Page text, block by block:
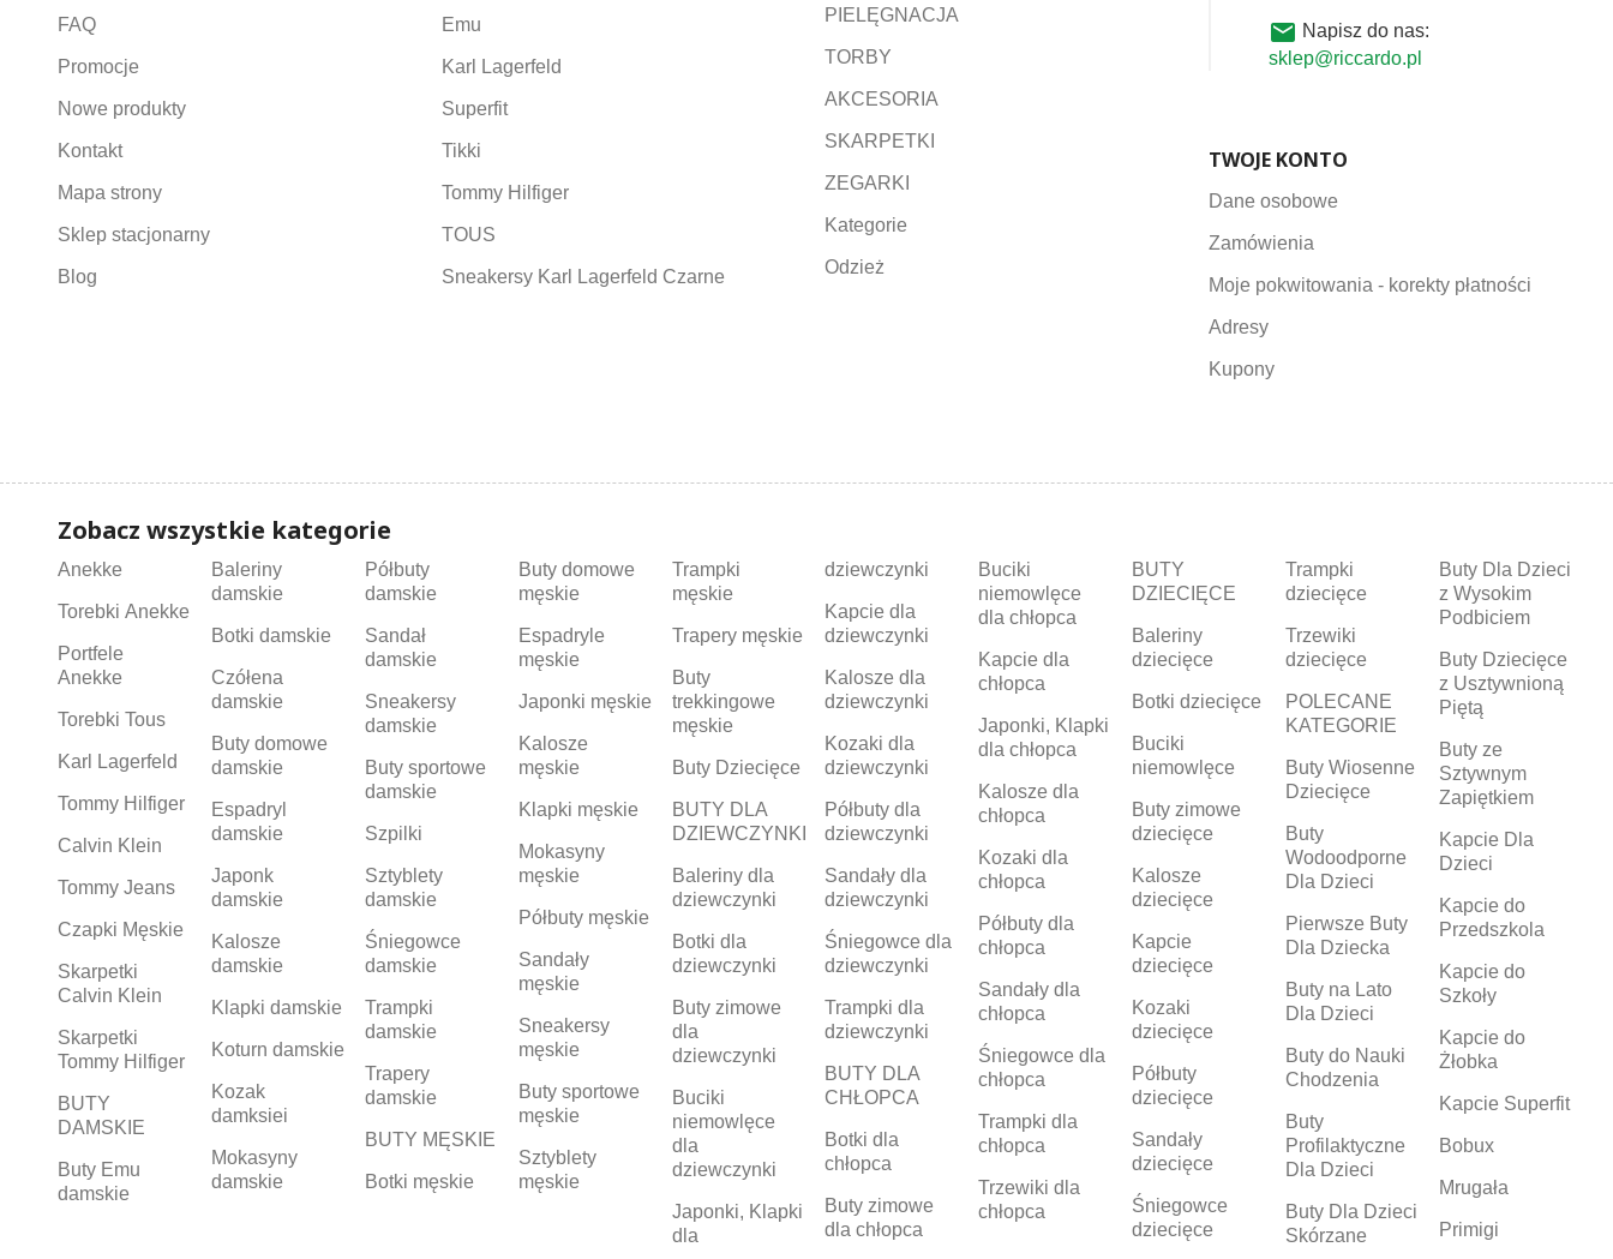
FAQ
Promocje
Nowe produkty
Kontakt
Mapa strony
Sklep stacjonarny
Blog
Emu
Karl Lagerfeld
Superfit
Tikki
Tommy Hilfiger
TOUS
Sneakersy Karl Lagerfeld Czarne
PIELĘGNACJA
TORBY
AKCESORIA
SKARPETKI
ZEGARKI
Kategorie
Odzież
email Napisz do nas:
sklep@riccardo.pl
TWOJE KONTO
Dane osobowe
Zamówienia
Moje pokwitowania - korekty płatności
Adresy
Kupony
Zobacz wszystkie kategorie
Anekke
Torebki Anekke
Portfele
Anekke
Torebki Tous
Karl Lagerfeld
Tommy Hilfiger
Calvin Klein
Tommy Jeans
Czapki Męskie
Skarpetki
Calvin Klein
Skarpetki
Tommy Hilfiger
BUTY
DAMSKIE
Buty Emu
damskie
Baleriny
damskie
Botki damskie
Czółena
damskie
Buty domowe
damskie
Espadryl
damskie
Japonk
damskie
Kalosze
damskie
Klapki damskie
Koturn damskie
Kozak
damksiei
Mokasyny
damskie
Półbuty
damskie
Sandał
damskie
Sneakersy
damskie
Buty sportowe
damskie
Szpilki
Sztyblety
damskie
Śniegowce
damskie
Trampki
damskie
Trapery
damskie
BUTY MĘSKIE
Botki męskie
Buty domowe
męskie
Espadryle
męskie
Japonki męskie
Kalosze
męskie
Klapki męskie
Mokasyny
męskie
Półbuty męskie
Sandały
męskie
Sneakersy
męskie
Buty sportowe
męskie
Sztyblety
męskie
Trampki
męskie
Trapery męskie
Buty
trekkingowe
męskie
Buty Dziecięce
BUTY DLA
DZIEWCZYNKI
Baleriny dla
dziewczynki
Botki dla
dziewczynki
Buty zimowe
dla
dziewczynki
Buciki
niemowlęce
dla
dziewczynki
Japonki, Klapki
dla
dziewczynki
Kapcie dla
dziewczynki
Kalosze dla
dziewczynki
Kozaki dla
dziewczynki
Półbuty dla
dziewczynki
Sandały dla
dziewczynki
Śniegowce dla
dziewczynki
Trampki dla
dziewczynki
BUTY DLA
CHŁOPCA
Botki dla
chłopca
Buty zimowe
dla chłopca
Buciki
niemowlęce
dla chłopca
Kapcie dla
chłopca
Japonki, Klapki
dla chłopca
Kalosze dla
chłopca
Kozaki dla
chłopca
Półbuty dla
chłopca
Sandały dla
chłopca
Śniegowce dla
chłopca
Trampki dla
chłopca
Trzewiki dla
chłopca
BUTY
DZIECIĘCE
Baleriny
dziecięce
Botki dziecięce
Buciki
niemowlęce
Buty zimowe
dziecięce
Kalosze
dziecięce
Kapcie
dziecięce
Kozaki
dziecięce
Półbuty
dziecięce
Sandały
dziecięce
Śniegowce
dziecięce
Trampki
dziecięce
Trzewiki
dziecięce
POLECANE
KATEGORIE
Buty Wiosenne
Dziecięce
Buty
Wodoodporne
Dla Dzieci
Pierwsze Buty
Dla Dziecka
Buty na Lato
Dla Dzieci
Buty do Nauki
Chodzenia
Buty
Profilaktyczne
Dla Dzieci
Buty Dla Dzieci
Skórzane
Buty Dla Dzieci
z Wysokim
Podbiciem
Buty Dziecięce
z Usztywnioną
Piętą
Buty ze
Sztywnym
Zapiętkiem
Kapcie Dla
Dzieci
Kapcie do
Przedszkola
Kapcie do
Szkoły
Kapcie do
Żłobka
Kapcie Superfit
Bobux
Mrugała
Primigi